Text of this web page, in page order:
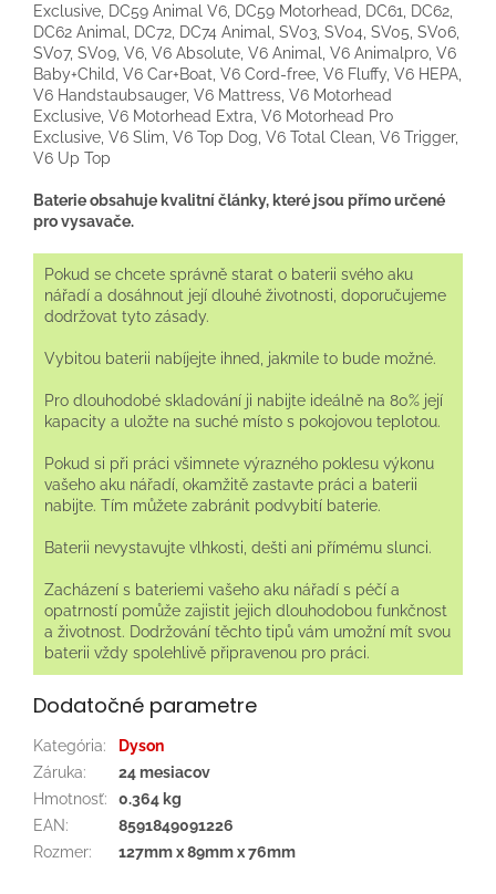
Exclusive, DC59 Animal V6, DC59 Motorhead, DC61, DC62,
DC62 Animal, DC72, DC74 Animal, SV03, SV04, SV05, SV06,
SV07, SV09, V6, V6 Absolute, V6 Animal, V6 Animalpro, V6
Baby+Child, V6 Car+Boat, V6 Cord-free, V6 Fluffy, V6 HEPA,
V6 Handstaubsauger, V6 Mattress, V6 Motorhead
Exclusive, V6 Motorhead Extra, V6 Motorhead Pro
Exclusive, V6 Slim, V6 Top Dog, V6 Total Clean, V6 Trigger,
V6 Up Top
Baterie obsahuje kvalitní články, které jsou přímo určené
pro vysavače.
Pokud se chcete správně starat o baterii svého aku
nářadí a dosáhnout její dlouhé životnosti, doporučujeme
dodržovat tyto zásady.
Vybitou baterii nabíjejte ihned, jakmile to bude možné.
Pro dlouhodobé skladování ji nabijte ideálně na 80% její
kapacity a uložte na suché místo s pokojovou teplotou.
Pokud si při práci všimnete výrazného poklesu výkonu
vašeho aku nářadí, okamžitě zastavte práci a baterii
nabijte. Tím můžete zabránit podvybití baterie.
Baterii nevystavujte vlhkosti, dešti ani přímému slunci.
Zacházení s bateriemi vašeho aku nářadí s péčí a
opatrností pomůže zajistit jejich dlouhodobou funkčnost
a životnost. Dodržování těchto tipů vám umožní mít svou
baterii vždy spolehlivě připravenou pro práci.
Dodatočné parametre
Kategória:
Dyson
Záruka:
24 mesiacov
Hmotnosť:
0.364 kg
EAN:
8591849091226
Rozmer: 127mm x 89mm x 76mm